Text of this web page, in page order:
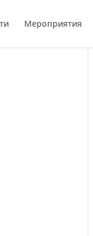
Мероприятия